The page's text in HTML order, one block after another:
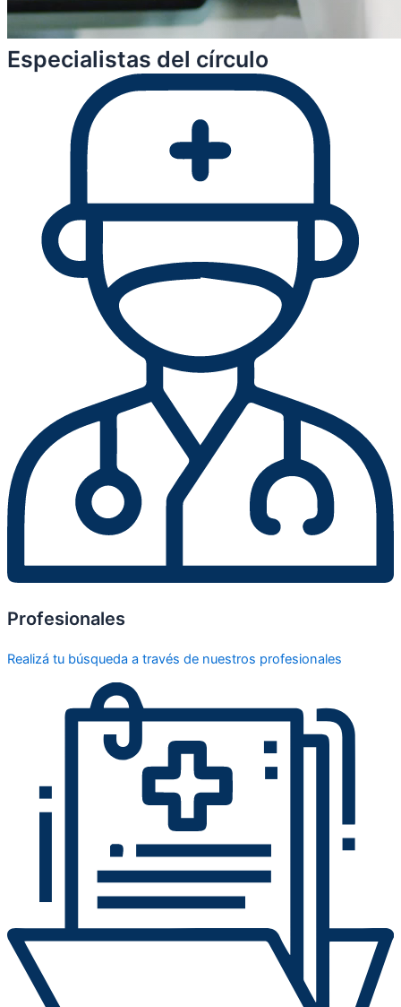
Especialistas del círculo
Profesionales
Realizá tu búsqueda a través de nuestros profesionales